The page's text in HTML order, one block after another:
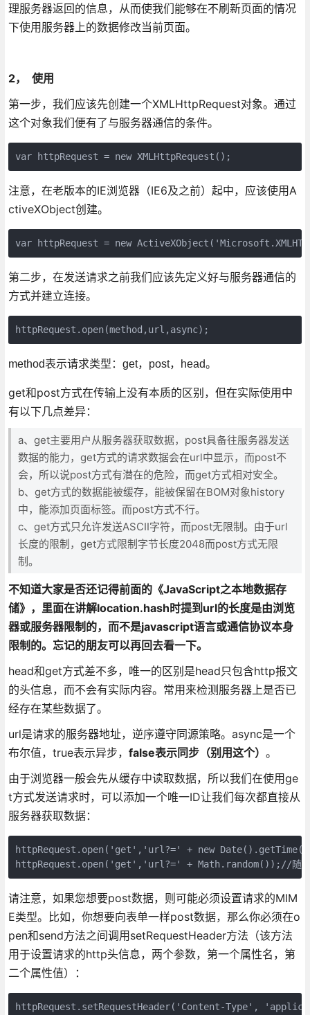
理服务器返回的信息，从而使我们能够在不刷新页面的情况
下使用服务器上的数据修改当前页面。
2， 使用
第一步，我们应该先创建一个XMLHttpRequest对象。通过
这个对象我们便有了与服务器通信的条件。
var httpRequest = new XMLHttpRequest();
注意，在老版本的IE浏览器（IE6及之前）起中，应该使用A
ctiveXObject创建。
var httpRequest = new
第二步，在发送请求之前我们应该先定义好与服务器通信的
方式并建立连接。
httpRequest.open(method,url,async);
method表示请求类型：get，post，head。
get和post方式在传输上没有本质的区别，但在实际使用中
有以下几点差异：
a、get主要用户从服务器获取数据，post具备往服务器发送
数据的能力，get方式的请求数据会在url中显示，而post不
会，所以说post方式有潜在的危险，而get方式相对安全。
b、get方式的数据能被缓存，能被保留在BOM对象history
中，能添加页面标签。而post方式不行。
c、get方式只允许发送ASCII字符，而post无限制。由于url
长度的限制，get方式限制字节长度2048而post方式无限
制。
不知道大家是否还记得前面的《JavaScript之本地数据存
储》，里面在讲解location.hash时提到url的长度是由浏览
器或服务器限制的，而不是javascript语言或通信协议本身
限制的。忘记的朋友可以再回去看一下。
head和get方式差不多，唯一的区别是head只包含http报文
的头信息，而不会有实际内容。常用来检测服务器上是否已
经存在某些数据了。
url是请求的服务器地址，逆序遵守同源策略。async是一个
布尔值，true表示异步， false表示同步（别用这个） 。
由于浏览器一般会先从缓存中读取数据，所以我们在使用ge
t方式发送请求时，可以添加一个唯一ID让我们每次都直接从
服务器获取数据：
httpRequest.open('get','url?=' + new
httpRequest.open('get','url?=' + Math.random());//随
请注意，如果您想要post数据，则可能必须设置请求的MIM
E类型。比如，你想要向表单一样post数据，那么你必须在o
pen和send方法之间调用setRequestHeader方法（该方法
用于设置请求的http头信息，两个参数，第一个属性名，第
二个属性值）：
httpRequest.setRequestHeader('Content-Type',